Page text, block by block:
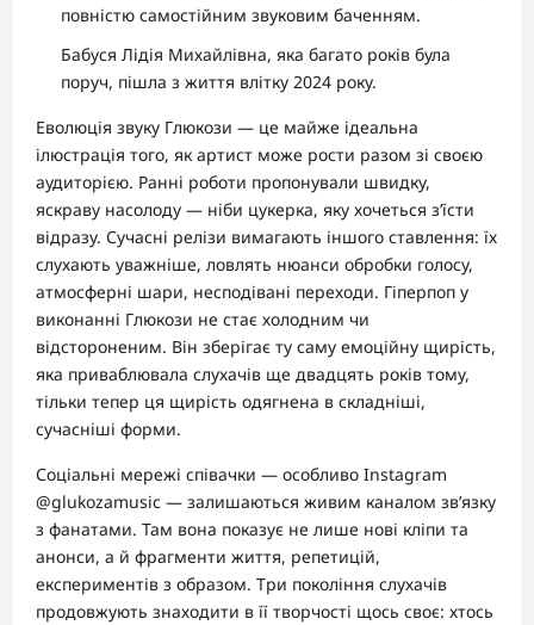
повністю самостійним звуковим баченням.
Бабуся Лідія Михайлівна, яка багато років була
поруч, пішла з життя влітку 2024 року.
Еволюція звуку Глюкози — це майже ідеальна
ілюстрація того, як артист може рости разом зі своєю
аудиторією. Ранні роботи пропонували швидку,
яскраву насолоду — ніби цукерка, яку хочеться з’їсти
відразу. Сучасні релізи вимагають іншого ставлення: їх
слухають уважніше, ловлять нюанси обробки голосу,
атмосферні шари, несподівані переходи. Гіперпоп у
виконанні Глюкози не стає холодним чи
відстороненим. Він зберігає ту саму емоційну щирість,
яка приваблювала слухачів ще двадцять років тому,
тільки тепер ця щирість одягнена в складніші,
сучасніші форми.
Соціальні мережі співачки — особливо Instagram
@glukozamusic — залишаються живим каналом зв’язку
з фанатами. Там вона показує не лише нові кліпи та
анонси, а й фрагменти життя, репетицій,
експериментів з образом. Три покоління слухачів
продовжують знаходити в її творчості щось своє: хтось